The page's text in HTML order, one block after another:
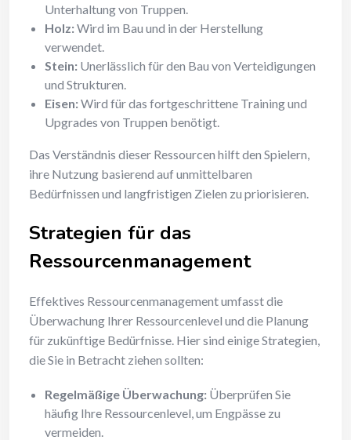
Unterhaltung von Truppen.
Holz:Wird im Bau und in der Herstellung
verwendet.
Stein: Unerlässlich für den Bau von Verteidigungen
und Strukturen.
Eisen:Wird für das fortgeschrittene Training und
Upgrades von Truppen benötigt.
Das Verständnis dieser Ressourcen hilft den Spielern,
ihre Nutzung basierend auf unmittelbaren
Bedürfnissen und langfristigen Zielen zu priorisieren.
Strategien für das
Ressourcenmanagement
Effektives Ressourcenmanagement umfasst die
Überwachung Ihrer Ressourcenlevel und die Planung
für zukünftige Bedürfnisse. Hier sind einige Strategien,
die Sie in Betracht ziehen sollten:
Regelmäßige Überwachung: Überprüfen Sie
häufig Ihre Ressourcenlevel, um Engpässe zu
vermeiden.